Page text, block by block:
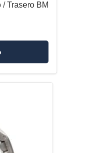
Trasero BM